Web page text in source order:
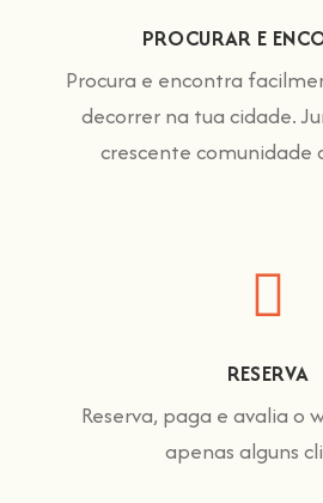
PROCURAR E
Procura e encontra
decorrer na tua cidade.
crescente comunidade
RESERVA
Reserva, paga e avalia o
apenas alguns